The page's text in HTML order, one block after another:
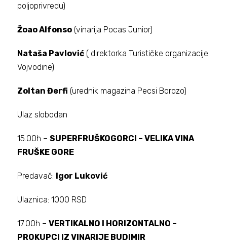
poljoprivredu)
Žoao Alfonso (vinarija Pocas Junior)
Nataša Pavlović ( direktorka Turističke organizacije
Vojvodine)
Zoltan Đerfi (urednik magazina Pecsi Borozo)
Ulaz slobodan
15.00h –SUPERFRUŠKOGORCI – VELIKA VINA
FRUŠKE GORE
Predavač: Igor Luković
Ulaznica: 1000 RSD
17.00h –VERTIKALNO I HORIZONTALNO –
PROKUPCI IZ VINARIJE BUDIMIR